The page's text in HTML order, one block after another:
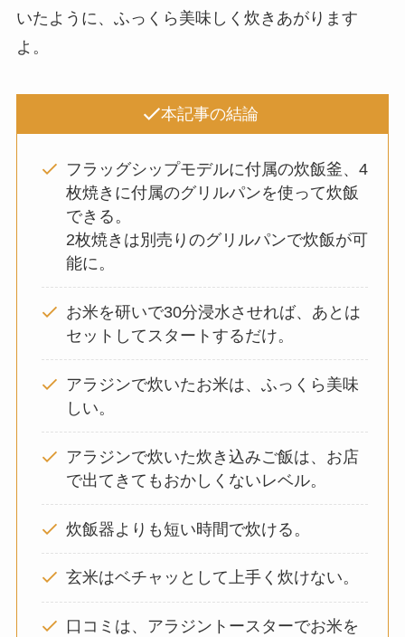
いたように、ふっくら美味しく炊きあがります
よ。
本記事の結論
フラッグシップモデルに付属の炊飯釜、4
枚焼きに付属のグリルパンを使って炊飯
できる。
2枚焼きは別売りのグリルパンで炊飯が可
能に。
お米を研いで30分浸水させれば、あとは
セットしてスタートするだけ。
アラジンで炊いたお米は、ふっくら美味
しい。
アラジンで炊いた炊き込みご飯は、お店
で出てきてもおかしくないレベル。
炊飯器よりも短い時間で炊ける。
玄米はベチャッとして上手く炊けない。
口コミは、アラジントースターでお米を